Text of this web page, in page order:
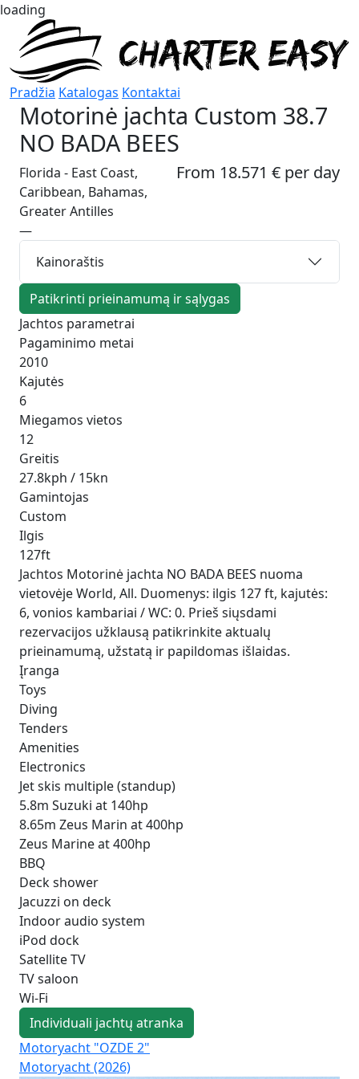
loading
Pradžia Katalogas Kontaktai
Motorinė jachta Custom 38.7
NO BADA BEES
From 18.571 € per day
Florida - East Coast,
Caribbean, Bahamas,
Greater Antilles
—
Kainoraštis
Patikrinti prieinamumą ir sąlygas
Jachtos parametrai
Pagaminimo metai
2010
Kajutės
6
Miegamos vietos
12
Greitis
27.8kph / 15kn
Gamintojas
Custom
Ilgis
127ft
Jachtos Motorinė jachta NO BADA BEES nuoma
vietovėje World, All. Duomenys: ilgis 127 ft, kajutės:
6, vonios kambariai / WC: 0. Prieš siųsdami
rezervacijos užklausą patikrinkite aktualų
prieinamumą, užstatą ir papildomas išlaidas.
Įranga
Toys
Diving
Tenders
Amenities
Electronics
Jet skis multiple (standup)
5.8m Suzuki at 140hp
8.65m Zeus Marin at 400hp
Zeus Marine at 400hp
BBQ
Deck shower
Jacuzzi on deck
Indoor audio system
iPod dock
Satellite TV
TV saloon
Wi-Fi
Individuali jachtų atranka
Motoryacht "OZDE 2"
Motoryacht (2026)